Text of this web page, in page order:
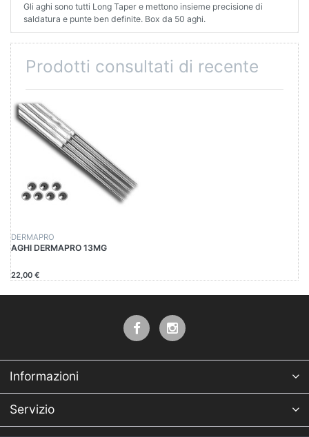
Gli aghi sono tutti Long Taper e mettono insieme precisione di
saldatura e punte ben definite. Box da 50 aghi.
Prodotti consultati di recente
DERMAPRO
AGHI DERMAPRO 13MG
22,00 €
Informazioni
Servizio